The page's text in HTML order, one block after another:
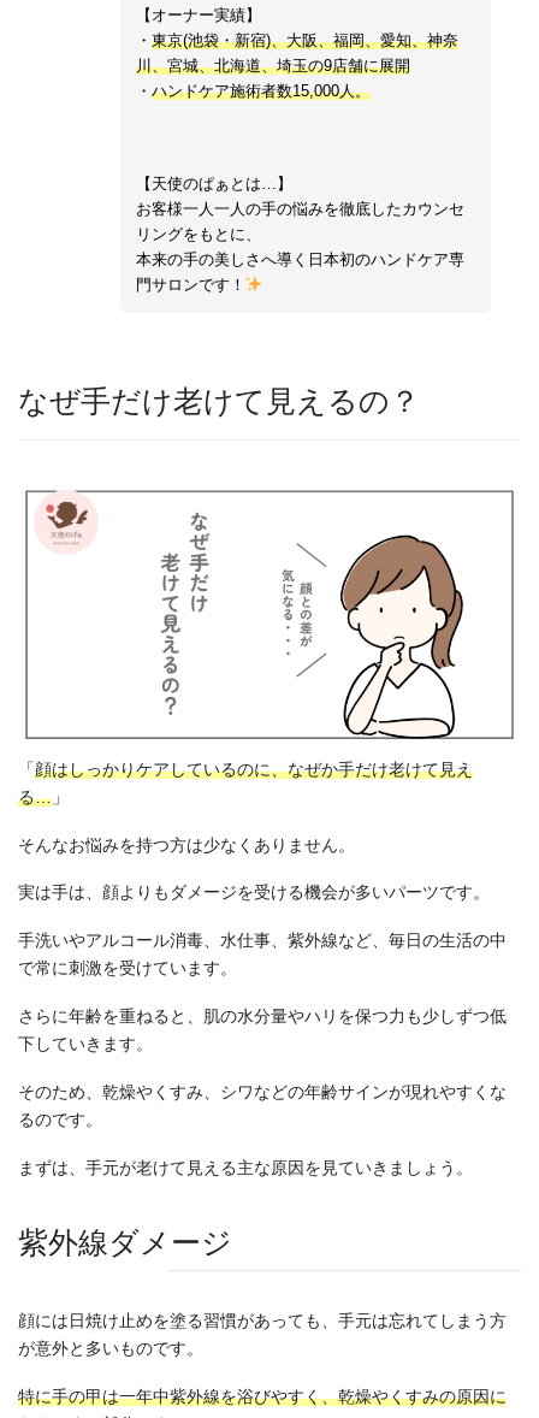
【オーナー実績】
・ 東京(池袋・新宿)、大阪、福岡、愛知、神奈
川、宮城、北海道、埼玉の9店舗に展開
・ ハンドケア施術者数15,000人。
【天使のぱぁとは…】
お客様一人一人の手の悩みを徹底したカウンセ
リングをもとに、
本来の手の美しさへ導く日本初のハンドケア専
門サロンです！
なぜ手だけ老けて見えるの？
「顔はしっかりケアしているのに、なぜか手だけ老けて見え
る… 」
そんなお悩みを持つ方は少なくありません。
実は手は、顔よりもダメージを受ける機会が多いパーツです。
手洗いやアルコール消毒、水仕事、紫外線など、毎日の生活の中
で常に刺激を受けています。
さらに年齢を重ねると、肌の水分量やハリを保つ力も少しずつ低
下していきます。
そのため、乾燥やくすみ、シワなどの年齢サインが現れやすくな
るのです。
まずは、手元が老けて見える主な原因を見ていきましょう。
紫外線ダメージ
顔には日焼け止めを塗る習慣があっても、手元は忘れてしまう方
が意外と多いものです。
特に手の甲は一年中紫外線を浴びやすく、乾燥やくすみの原因に